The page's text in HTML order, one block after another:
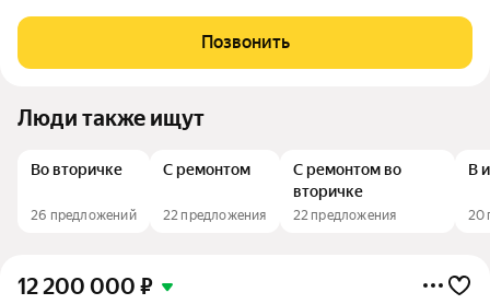
2019 года постройки. Оборудован одним пассажирским и
одним грузовым
Позвонить
Люди также ищут
Во вторичке
26 предложений
С ремонтом
22 предложения
С ремонтом во
вторичке
22 предложения
В
20
12 200 000 ₽